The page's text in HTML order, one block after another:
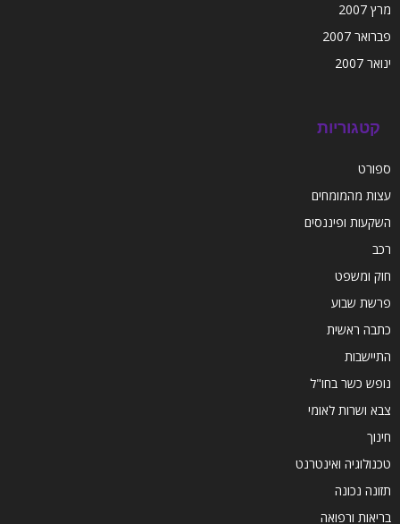
מרץ 2007
פברואר 2007
ינואר 2007
קטגוריות
ספורט
עצות מהמומחים
השקעות ופיננסים
רכב
חוק ומשפט
פרשת שבוע
כתבה ראשית
התיישבות
נופש כשר בחו"ל
צבא ושרות לאומי
חינוך
טכנולוגיה ואינטרנט
תזונה נכונה
בריאות ורפואה